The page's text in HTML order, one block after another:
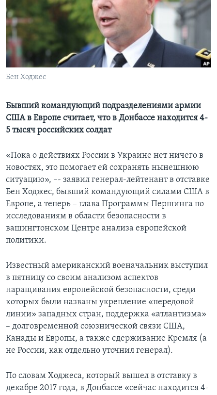
Learning English
СОЦИАЛЬНЫЕ СЕТИ
Бен Ходжес
Бывший командующий подразделениями армии
США в Европе считает, что в Донбассе находится 4-
5 тысяч российских солдат
«Пока о действиях России в Украине нет ничего в
новостях, это помогает ей сохранять нынешнюю
ситуацию», –- заявил генерал-лейтенант в отставке
Бен Ходжес, бывший командующий силами США в
Европе, а теперь – глава Программы Першинга по
исследованиям в области безопасности в
вашингтонском Центре анализа европейской
политики.
Известный американский военачальник выступил
в пятницу со своим анализом аспектов
наращивания европейской безопасности, среди
которых были названы укрепление «передовой
линии» западных стран, поддержка «атлантизма»
– долговременной союзнической связи США,
Канады и Европы, а также сдерживание Кремля (а
не России, как отдельно уточнил генерал).
По словам Ходжеса, который вышел в отставку в
декабре 2017 года, в Донбассе «сейчас находится 4-